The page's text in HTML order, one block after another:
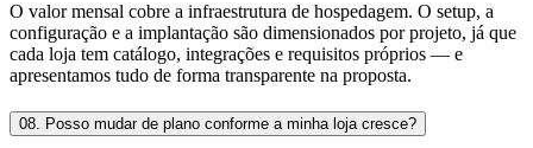
O valor mensal cobre a infraestrutura de hospedagem. O setup, a
configuração e a implantação são dimensionados por projeto, já que
cada loja tem catálogo, integrações e requisitos próprios — e
apresentamos tudo de forma transparente na proposta.
08. Posso mudar de plano conforme a minha loja cresce?